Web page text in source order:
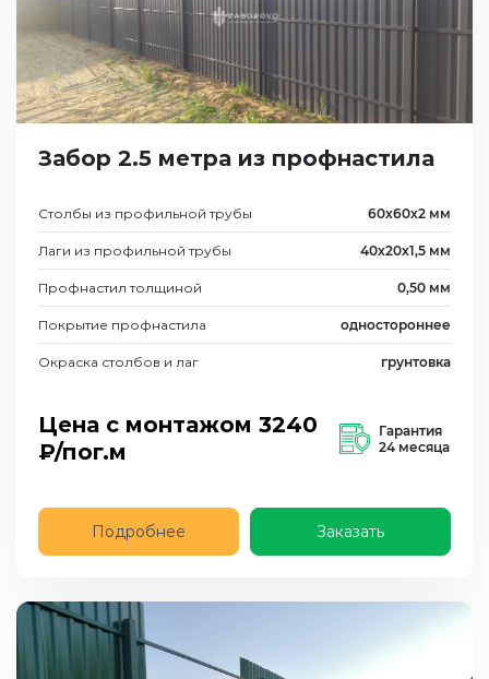
Забор 2.5 метра из профнастила
Столбы из профильной трубы 60х60х2 мм
Лаги из профильной трубы 40х20х1,5 мм
Профнастил толщиной 0,50 мм
Покрытие профнастила одностороннее
Окраска столбов и лаг грунтовка
Цена с монтажом 3240
₽/пог.м
Гарантия
24 месяца
Подробнее Заказать